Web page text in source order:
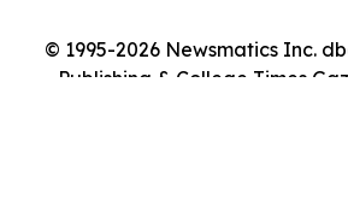
© 1995-2026 Newsmatics Inc.
Publishing & College Times